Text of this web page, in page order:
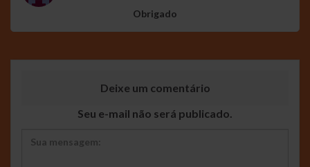
Obrigado
Deixe um comentário
Seu e-mail não será publicado.